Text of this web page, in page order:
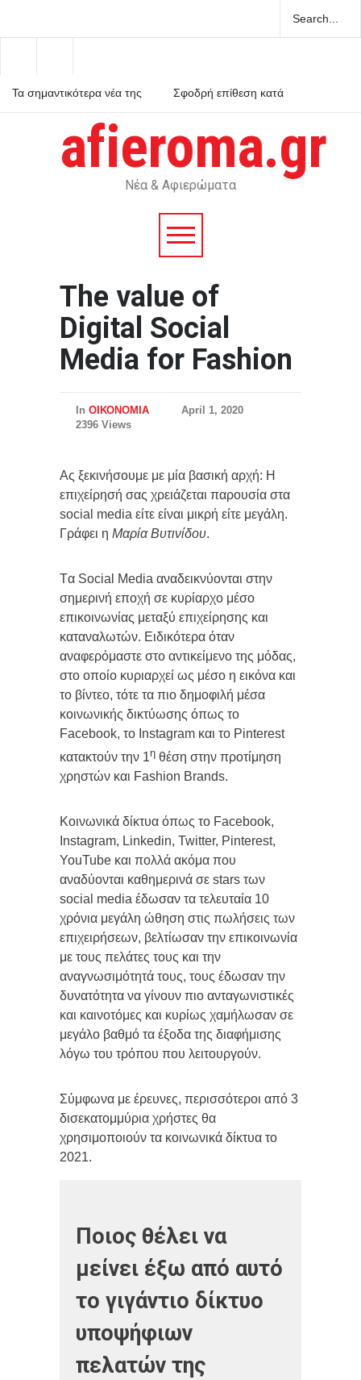
Τα σημαντικότερα νέα της
Σφοδρή επίθεση κατά
χαρακτήρων και πολιτική
σπέκουλα
Υπό μερικό έλεγχο η φωτιά
στο Βελεστίνο Βόλου
afieroma.gr
Νέα & Αφιερώματα
The value of
Digital Social
Media for Fashion
In ΟΙΚΟΝΟΜΙΑ
April 1, 2020
2396 Views
Ας ξεκινήσουμε με μία βασική αρχή: Η
επιχείρησή σας χρειάζεται παρουσία στα
social media είτε είναι μικρή είτε μεγάλη.
Γράφει η Μαρία Βυτινίδου.
Tα Social Media αναδεικνύονται στην
σημερινή εποχή σε κυρίαρχο μέσο
επικοινωνίας μεταξύ επιχείρησης και
καταναλωτών. Ειδικότερα όταν
αναφερόμαστε στο αντικείμενο της μόδας,
στο οποίο κυριαρχεί ως μέσο η εικόνα και
το βίντεο, τότε τα πιο δημοφιλή μέσα
κοινωνικής δικτύωσης όπως το
Facebook, το Instagram και το Pinterest
κατακτούν την 1η θέση στην προτίμηση
χρηστών και Fashion Brands.
Kοινωνικά δίκτυα όπως το Facebook,
Instagram, Linkedin, Twitter, Pinterest,
YouTube και πολλά ακόμα που
αναδύονται καθημερινά σε stars των
social media έδωσαν τα τελευταία 10
χρόνια μεγάλη ώθηση στις πωλήσεις των
επιχειρήσεων, βελτίωσαν την επικοινωνία
με τους πελάτες τους και την
αναγνωσιμότητά τους, τους έδωσαν την
δυνατότητα να γίνουν πιο ανταγωνιστικές
και καινοτόμες και κυρίως χαμήλωσαν σε
μεγάλο βαθμό τα έξοδα της διαφήμισης
λόγω του τρόπου που λειτουργούν.
Σύμφωνα με έρευνες, περισσότεροι από 3
δισεκατομμύρια χρήστες θα
χρησιμοποιούν τα κοινωνικά δίκτυα το
2021.
Ποιος θέλει να
μείνει έξω από αυτό
το γιγάντιο δίκτυο
υποψήφιων
πελατών της